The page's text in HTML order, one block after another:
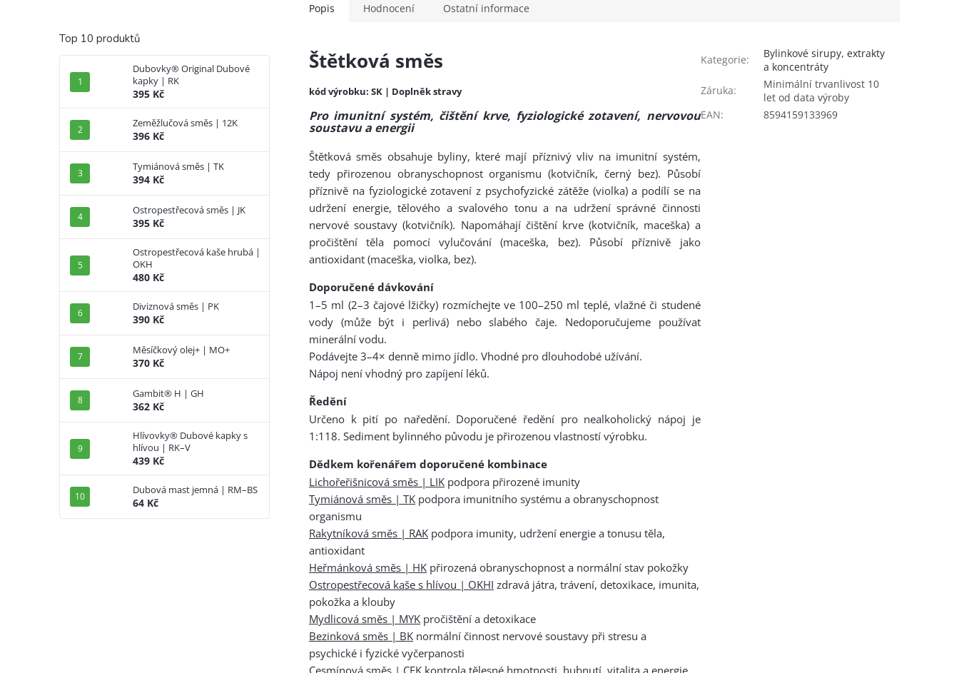
Top 10 produktů
Dubovky® Original Dubové
kapky | RK
395 Kč
Zeměžlučová směs | 12K
396 Kč
Tymiánová směs | TK
394 Kč
Ostropestřecová směs | JK
395 Kč
Ostropestřecová kaše hrubá |
OKH
480 Kč
Diviznová směs | PK
390 Kč
Měsíčkový olej+ | MO+
370 Kč
Gambit® H | GH
362 Kč
Hlívovky® Dubové kapky s
hlívou | RK–V
439 Kč
Dubová mast jemná | RM–BS
64 Kč
Popis Hodnocení Ostatní informace
Štětková směs
kód výrobku: SK | Doplněk stravy
Pro imunitní systém, čištění krve, fyziologické zotavení, nervovou
soustavu a energii
Štětková směs obsahuje byliny, které mají příznivý vliv na imunitní systém,
tedy přirozenou obranyschopnost organismu (kotvičník, černý bez). Působí
příznivě na fyziologické zotavení z psychofyzické zátěže (violka) a podílí se na
udržení energie, tělového a svalového tonu a na udržení správné činnosti
nervové soustavy (kotvičník). Napomáhají čištění krve (kotvičník, maceška) a
pročištění těla pomocí vylučování (maceška, bez). Působí příznivě jako
antioxidant (maceška, violka, bez).
Doporučené dávkování
1–5 ml (2–3 čajové lžičky) rozmíchejte ve 100–250 ml teplé, vlažné či studené
vody (může být i perlivá) nebo slabého čaje. Nedoporučujeme používat
minerální vodu.
Podávejte 3–4× denně mimo jídlo. Vhodné pro dlouhodobé užívání.
Nápoj není vhodný pro zapíjení léků.
Ředění
Určeno k pití po naředění. Doporučené ředění pro nealkoholický nápoj je
1:118. Sediment bylinného původu je přirozenou vlastností výrobku.
Dědkem kořenářem doporučené kombinace
Lichořeřišnicová směs | LIK podpora přirozené imunity
Tymiánová směs | TK podpora imunitního systému a obranyschopnost
organismu
Rakytníková směs | RAK podpora imunity, udržení energie a tonusu těla,
antioxidant
Heřmánková směs | HK přirozená obranyschopnost a normální stav pokožky
Ostropestřecová kaše s hlívou | OKHI zdravá játra, trávení, detoxikace, imunita,
pokožka a klouby
Mydlicová směs | MYK pročištění a detoxikace
Bezinková směs | BK normální činnost nervové soustavy při stresu a
psychické i fyzické vyčerpanosti
Cesmínová směs | CEK kontrola tělesné hmotnosti, hubnutí, vitalita a energie
Kategorie:
Bylinkové sirupy, extrakty
a koncentráty
Záruka:
Minimální trvanlivost 10
let od data výroby
EAN: 8594159133969